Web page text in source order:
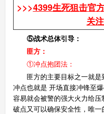
>>>4399生死狙击官
关
⑤战术总体引导：
匪方：
①冲点抱团法：
匪方的主要目标之一就是
冲点也就是 开场直接冲锋至
容易就会被警的强大火力给
破点又可以确保安全性，唯一